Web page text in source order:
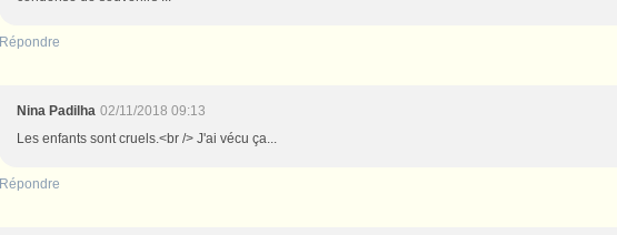
Répondre
Nina Padilha 02/11/2018 09:13
Les enfants sont cruels.<br /> J'ai vécu ça...
Répondre